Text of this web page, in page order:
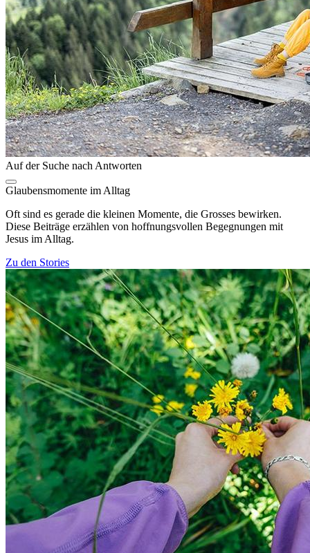
Auf der Suche nach Antworten
Glaubensmomente im Alltag
Oft sind es gerade die kleinen Momente, die Grosses bewirken.
Diese Beiträge erzählen von hoffnungsvollen Begegnungen mit
Jesus im Alltag.
Zu den Stories